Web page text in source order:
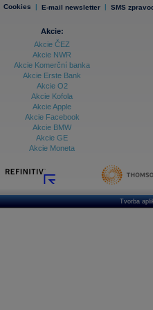
Cookies | E-mail newsletter | SMS
Akcie:
Akcie ČEZ
Akcie NWR
Akcie Komerční banka
Akcie Erste Bank
Akcie O2
Akcie Kofola
Akcie Apple
Akcie Facebook
Akcie BMW
Akcie GE
Akcie Moneta
Tvorba